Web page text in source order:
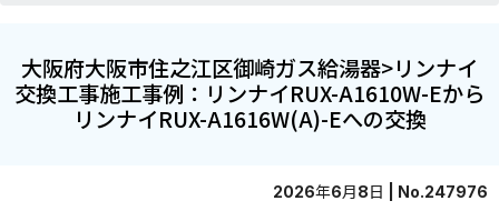
大阪府大阪市住之江区御崎ガス給湯器>リンナイ
交換工事施工事例：リンナイRUX-A1610W-Eから
リンナイRUX-A1616W(A)-Eへの交換
2026年6月8日 | No.247976